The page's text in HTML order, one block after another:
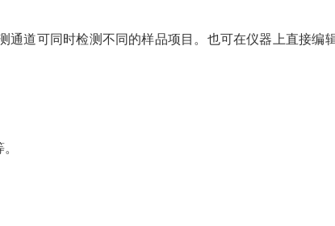
通道可同时检测不同的样品项目。也可在仪器上直接编